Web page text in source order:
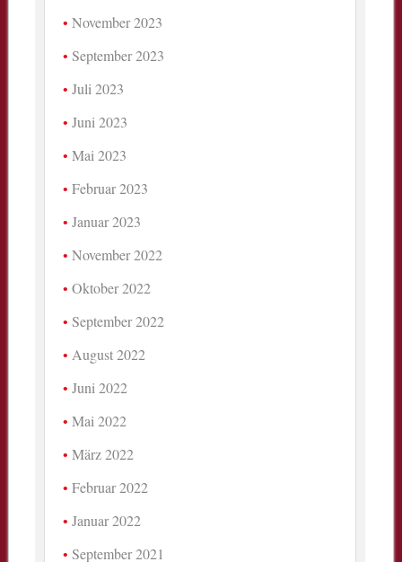
November 2023
September 2023
Juli 2023
Juni 2023
Mai 2023
Februar 2023
Januar 2023
November 2022
Oktober 2022
September 2022
August 2022
Juni 2022
Mai 2022
März 2022
Februar 2022
Januar 2022
September 2021